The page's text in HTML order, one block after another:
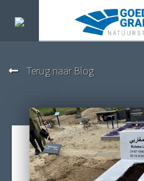
Terug naar Blog